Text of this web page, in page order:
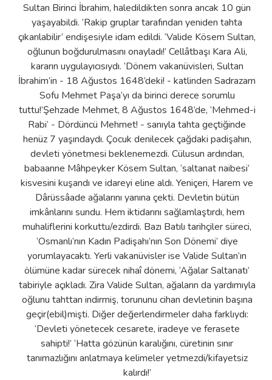
Sultan Birinci İbrahim, haledildikten sonra ancak 10 gün
yaşayabildi. ‘Rakip gruplar tarafından yeniden tahta
çıkarılabilir’ endişesiyle idam edildi. ‘Valide Kösem Sultan,
oğlunun boğdurulmasını onayladı!’ Cellâtbaşı Kara Ali,
kararın uygulayıcısıydı. ‘Dönem vakanüvisleri, Sultan
İbrahim’in - 18 Ağustos 1648’deki! - katlinden Sadrazam
Sofu Mehmet Paşa’yı da birinci derece sorumlu
tuttu!’Şehzade Mehmet, 8 Ağustos 1648’de, ‘Mehmed-i
Rabi’ - Dördüncü Mehmet! - sanıyla tahta geçtiğinde
henüz 7 yaşındaydı. Çocuk denilecek çağdaki padişahın,
devleti yönetmesi beklenemezdi. Cülusun ardından,
babaanne Mâhpeyker Kösem Sultan, ‘saltanat naibesi’
kisvesini kuşandı ve idareyi eline aldı. Yeniçeri, Harem ve
Dârüssâade ağalarını yanına çekti. Devletin bütün
imkânlarını sundu. Hem iktidarını sağlamlaştırdı, hem
muhaliflerini korkuttu/ezdirdi. Bazı Batılı tarihçiler süreci,
‘Osmanlı’nın Kadın Padişahı’nın Son Dönemi’ diye
yorumlayacaktı. Yerli vakanüvisler ise Valide Sultan’ın
ölümüne kadar sürecek nihaî dönemi, ‘Ağalar Saltanatı’
tabiriyle açıkladı. Zira Valide Sultan, ağaların da yardımıyla
oğlunu tahttan indirmiş, torununu cihan devletinin başına
geçir(ebil)mişti. Diğer değerlendirmeler daha farklıydı:
‘Devleti yönetecek cesarete, iradeye ve ferasete
sahipti!’ ‘Hatta gözünün karalığını, cüretinin sınır
tanımazlığını anlatmaya kelimeler yetmezdi/kifayetsiz
kalırdı!’